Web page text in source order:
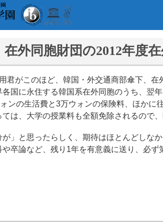
在外同胞財団の2012年度
君がこのほど、韓国・外交通商部傘下、
各国に永住する韓国系在外同胞のうち、翌
ンの生活費と3万ウォンの保険料、ほかに
は、大学の授業料も全額免除されるので
」と思ったらしく、期待はほとんどしな
卒論など、残り1年を有意義に送り、必